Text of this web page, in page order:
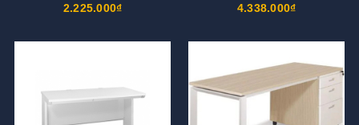
2.225.000₫
4.338.000₫